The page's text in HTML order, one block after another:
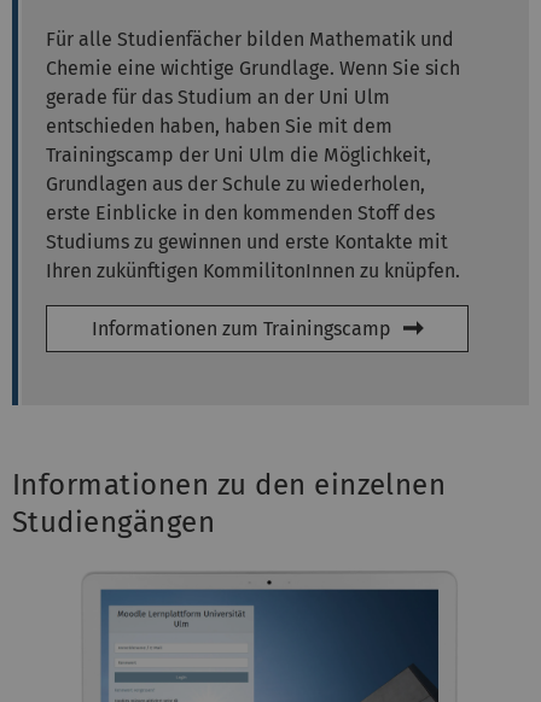
Für alle Studienfächer bilden Mathematik und
Chemie eine wichtige Grundlage. Wenn Sie sich
gerade für das Studium an der Uni Ulm
entschieden haben, haben Sie mit dem
Trainingscamp der Uni Ulm die Möglichkeit,
Grundlagen aus der Schule zu wiederholen,
erste Einblicke in den kommenden Stoff des
Studiums zu gewinnen und erste Kontakte mit
Ihren zukünftigen KommilitonInnen zu knüpfen.
Informationen zum Trainingscamp
Informationen zu den einzelnen
Studiengängen